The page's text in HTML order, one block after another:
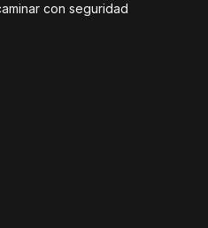
con seguridad